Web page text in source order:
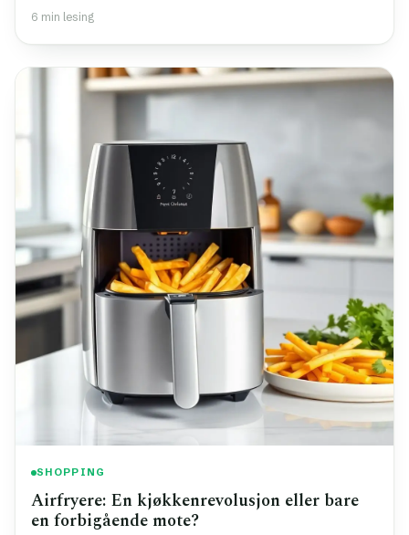
6 min lesing
SHOPPING
Airfryere: En kjøkkenrevolusjon eller bare
en forbigående mote?